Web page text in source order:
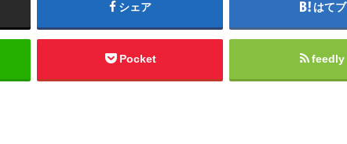
シェア はてブ
Pocket feedly